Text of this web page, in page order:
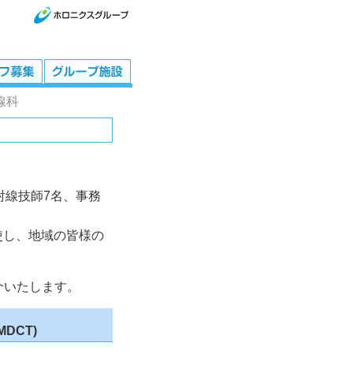
科
線技師7名、事務
、地域の皆様の
たします。